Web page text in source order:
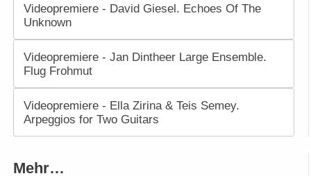
Videopremiere - David Giesel. Echoes Of The
Unknown
Videopremiere - Jan Dintheer Large Ensemble.
Flug Frohmut
Videopremiere - Ella Zirina & Teis Semey.
Arpeggios for Two Guitars
Mehr…